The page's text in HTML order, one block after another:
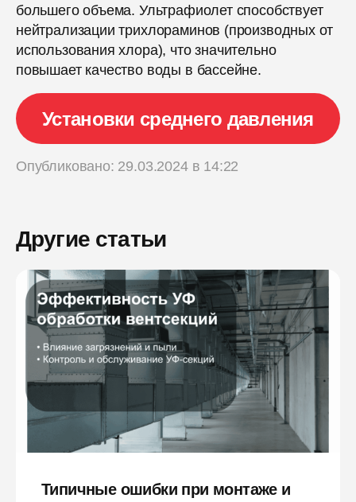
большего объема. Ультрафиолет способствует
нейтрализации трихлораминов (производных от
использования хлора), что значительно
повышает качество воды в бассейне.
Установки среднего давления
Опубликовано: 29.03.2024 в 14:22
Другие статьи
Типичные ошибки при монтаже и